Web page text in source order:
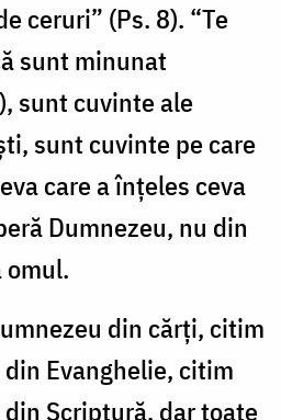
ceruri” (Ps. 8). “Te
sunt minunat
sunt cuvinte ale
sunt cuvinte pe care
care a înțeles ceva
Dumnezeu, nu din
omul.
din cărți, citim
Evanghelie, citim
Scriptură, dar toate